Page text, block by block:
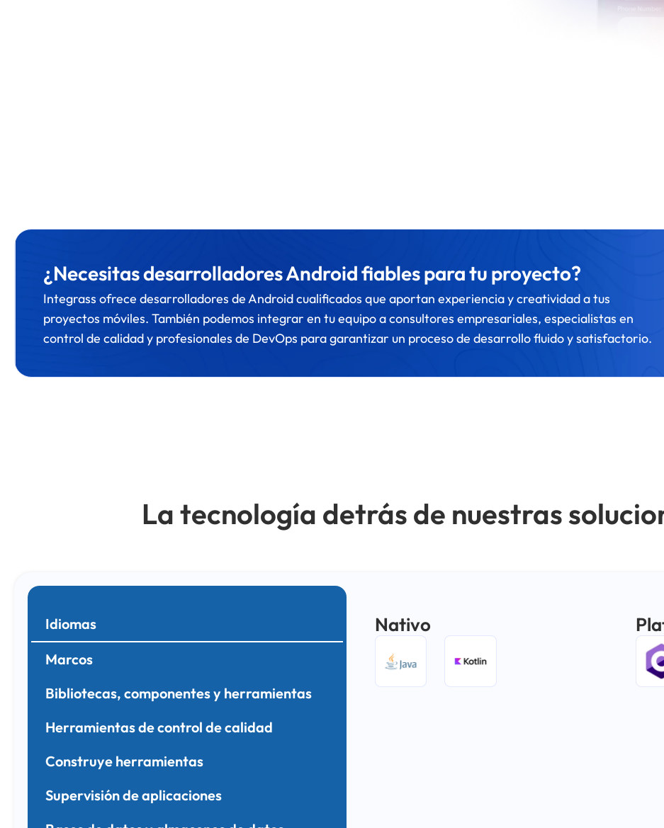
¿Necesitas desarrolladores Android fiables para tu proyecto?
Integrass ofrece desarrolladores de Android cualificados que aportan experiencia y creatividad a tus
proyectos móviles. También podemos integrar en tu equipo a consultores empresariales, especialistas en
control de calidad y profesionales de DevOps para garantizar un proceso de desarrollo fluido y satisfactorio.
La tecnología detrás de nuestras
Idiomas
Marcos
Bibliotecas, componentes y herramientas
Herramientas de control de calidad
Construye herramientas
Supervisión de aplicaciones
Nativo